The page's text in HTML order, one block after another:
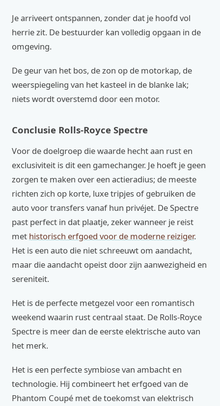
Je arriveert ontspannen, zonder dat je hoofd vol
herrie zit. De bestuurder kan volledig opgaan in de
omgeving.
De geur van het bos, de zon op de motorkap, de
weerspiegeling van het kasteel in de blanke lak;
niets wordt overstemd door een motor.
Conclusie Rolls-Royce Spectre
Voor de doelgroep die waarde hecht aan rust en
exclusiviteit is dit een gamechanger. Je hoeft je geen
zorgen te maken over een actieradius; de meeste
richten zich op korte, luxe tripjes of gebruiken de
auto voor transfers vanaf hun privéjet. De Spectre
past perfect in dat plaatje, zeker wanneer je reist
met historisch erfgoed voor de moderne reiziger.
Het is een auto die niet schreeuwt om aandacht,
maar die aandacht opeist door zijn aanwezigheid en
sereniteit.
Het is de perfecte metgezel voor een romantisch
weekend waarin rust centraal staat. De Rolls-Royce
Spectre is meer dan de eerste elektrische auto van
het merk.
Het is een perfecte symbiose van ambacht en
technologie. Hij combineert het erfgoed van de
Phantom Coupé met de toekomst van elektrisch